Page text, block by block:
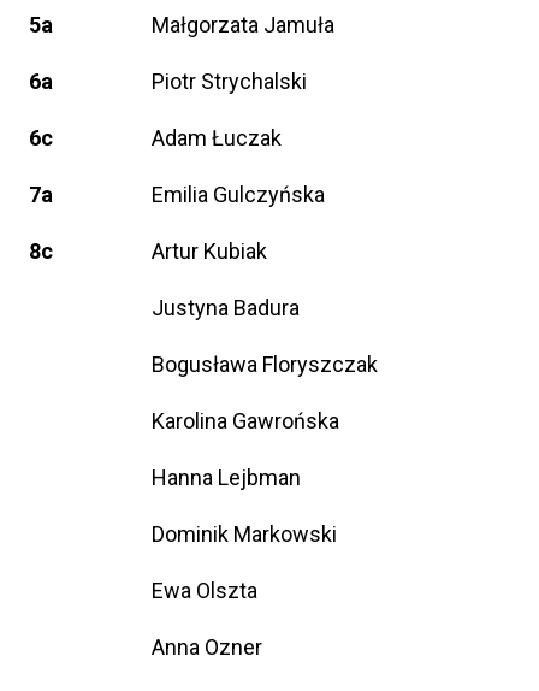
5a Małgorzata Jamuła
6a Piotr Strychalski
6c Adam Łuczak
7a Emilia Gulczyńska
8c Artur Kubiak
Justyna Badura
Bogusława Floryszczak
Karolina Gawrońska
Hanna Lejbman
Dominik Markowski
Ewa Olszta
Anna Ozner